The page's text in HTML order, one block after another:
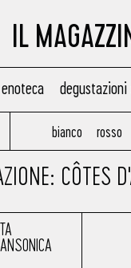
IL
enoteca
bianco rosso
CÔTES